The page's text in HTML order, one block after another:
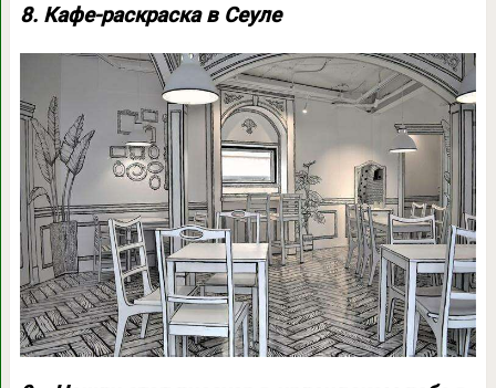
8. Кафе-раскраска в Сеуле